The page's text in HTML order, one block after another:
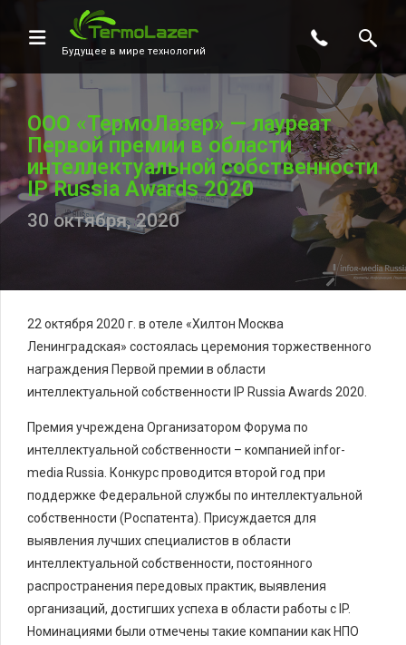
Будущее в мире технологий
ООО «ТермоЛазер» — лауреат
Первой премии в области
интеллектуальной собственности
IP Russia Awards 2020
30 октября, 2020
22 октября 2020 г. в отеле «Хилтон Москва
Ленинградская» состоялась церемония торжественного
награждения Первой премии в области
интеллектуальной собственности IP Russia Awards 2020.
Премия учреждена Организатором Форума по
интеллектуальной собственности – компанией infor-
media Russia. Конкурс проводится второй год при
поддержке Федеральной службы по интеллектуальной
собственности (Роспатента). Присуждается для
выявления лучших специалистов в области
интеллектуальной собственности, постоянного
распространения передовых практик, выявления
организаций, достигших успеха в области работы с IP.
Номинациями были отмечены такие компании как НПО